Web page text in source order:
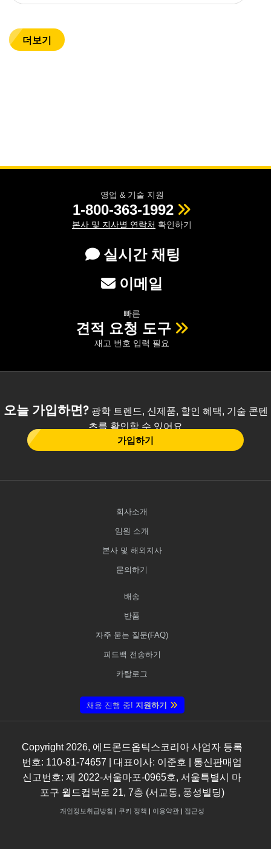
더보기
영업 & 기술 지원
1-800-363-1992
본사 및 지사별 연락처 확인하기
실시간 채팅
이메일
빠른
견적 요청 도구
재고 번호 입력 필요
오늘 가입하면?광학 트렌드, 신제품, 할인 혜택, 기술 콘텐
츠를 확인할 수 있어요
가입하기
회사소개
임원 소개
본사 및 해외지사
문의하기
배송
반품
자주 묻는 질문(FAQ)
피드백 전송하기
카탈로그
채용 진행 중! 지원하기
Copyright 2026, 에드몬드옵틱스코리아 사업자 등록
번호: 110-81-74657 | 대표이사: 이준호 | 통신판매업
신고번호: 제 2022-서울마포-0965호, 서울특별시 마
포구 월드컵북로 21, 7층 (서교동, 풍성빌딩)
개인정보취급방침 | 쿠키 정책 | 이용약관| 접근성